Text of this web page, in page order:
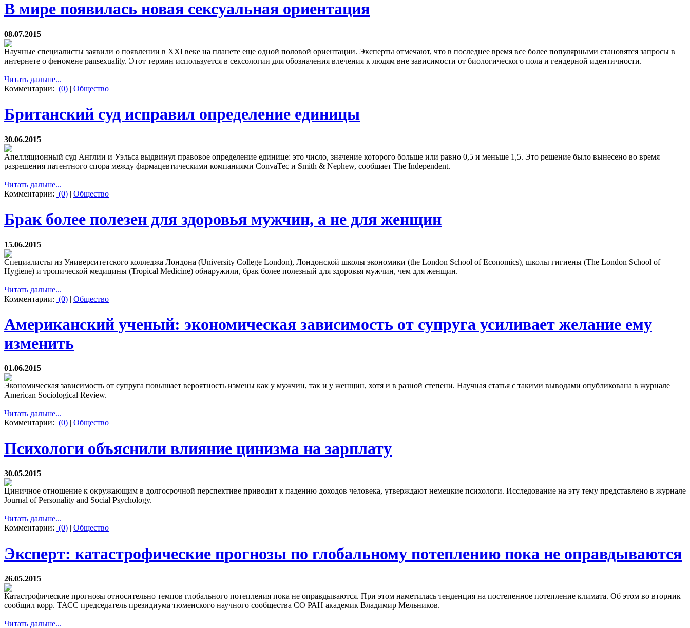
В мире появилась новая сексуальная ориентация
08.07.2015
Научные специалисты заявили о появлении в XXI веке на планете еще одной половой ориентации. Эксперты отмечают, что в последнее время все более популярными становятся запросы в
интернете о феномене pansexuality. Этот термин используется в сексологии для обозначения влечения к людям вне зависимости от биологического пола и гендерной идентичности.
Читать дальше...
Комментарии: (0) | Общество
Британский суд исправил определение единицы
30.06.2015
Апелляционный суд Англии и Уэльса выдвинул правовое определение единице: это число, значение которого больше или равно 0,5 и меньше 1,5. Это решение было вынесено во время
разрешения патентного спора между фармацевтическими компаниями ConvaTec и Smith & Nephew, сообщает The Independent.
Читать дальше...
Комментарии: (0) | Общество
Брак более полезен для здоровья мужчин, а не для женщин
15.06.2015
Специалисты из Университетского колледжа Лондона (University College London), Лондонской школы экономики (the London School of Economics), школы гигиены (The London School of
Hygiene) и тропической медицины (Tropical Medicine) обнаружили, брак более полезный для здоровья мужчин, чем для женщин.
Читать дальше...
Комментарии: (0) | Общество
Американский ученый: экономическая зависимость от супруга усиливает желание ему
изменить
01.06.2015
Экономическая зависимость от супруга повышает вероятность измены как у мужчин, так и у женщин, хотя и в разной степени. Научная статья с такими выводами опубликована в журнале
American Sociological Review.
Читать дальше...
Комментарии: (0) | Общество
Психологи объяснили влияние цинизма на зарплату
30.05.2015
Циничное отношение к окружающим в долгосрочной перспективе приводит к падению доходов человека, утверждают немецкие психологи. Исследование на эту тему представлено в журнале
Journal of Personality and Social Psychology.
Читать дальше...
Комментарии: (0) | Общество
Эксперт: катастрофические прогнозы по глобальному потеплению пока не оправдываются
26.05.2015
Катастрофические прогнозы относительно темпов глобального потепления пока не оправдываются. При этом наметилась тенденция на постепенное потепление климата. Об этом во вторник
сообщил корр. ТАСС председатель президиума тюменского научного сообщества СО РАН академик Владимир Мельников.
Читать дальше...